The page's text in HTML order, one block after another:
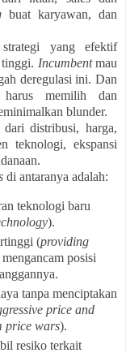
buat karyawan, dan
yang efektif
Incumbentmau
deregulasi ini. Dan
harus memilih dan
blunder.
distribusi, harga,
teknologi, ekspansi
di antaranya adalah:
teknologi baru
).
(providing
posisi
tanpa menciptakan
price and
price wars).
resiko terkait